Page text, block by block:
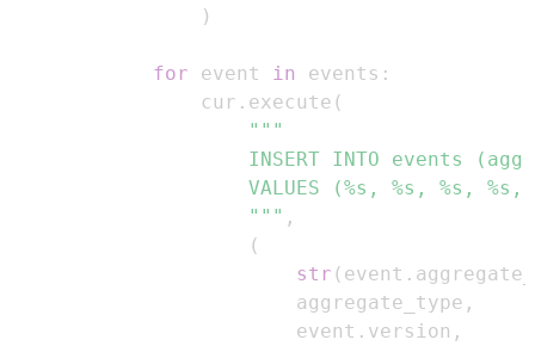
)
for event in events :
                cur
. execute (
                    """
,
(
str ( event .
                        aggregate_type
,
                        event
. version ,